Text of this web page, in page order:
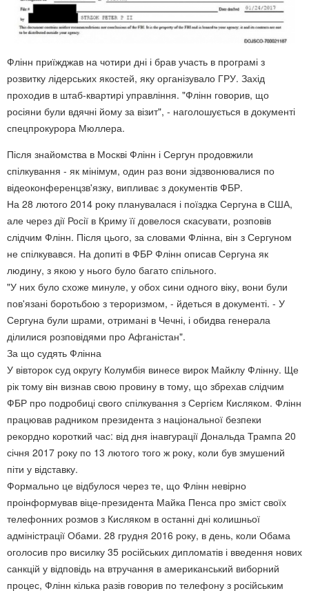
Флінн приїжджав на чотири дні і брав участь в програмі з
розвитку лідерських якостей, яку організувало ГРУ. Захід
проходив в штаб-квартирі управління. "Флінн говорив, що
росіяни були вдячні йому за візит", - наголошується в документі
спецпрокурора Мюллера.
Після знайомства в Москві Флінн і Сергун продовжили
спілкування - як мінімум, один раз вони зідзвонювалися по
відеоконференцзв'язку, випливає з документів ФБР.
На 28 лютого 2014 року планувалася і поїздка Сергуна в США,
але через дії Росії в Криму її довелося скасувати, розповів
слідчим Флінн. Після цього, за словами Флінна, він з Сергуном
не спілкувався. На допиті в ФБР Флінн описав Сергуна як
людину, з якою у нього було багато спільного.
"У них було схоже минуле, у обох сини одного віку, вони були
пов'язані боротьбою з тероризмом, - йдеться в документі. - У
Сергуна були шрами, отримані в Чечні, і обидва генерала
ділилися розповідями про Афганістан".
За що судять Флінна
У вівторок суд округу Колумбія винесе вирок Майклу Флінну. Ще
рік тому він визнав свою провину в тому, що збрехав слідчим
ФБР про подробиці свого спілкування з Сергієм Кисляком. Флінн
працював радником президента з національної безпеки
рекордно короткий час: від дня інавгурації Дональда Трампа 20
січня 2017 року по 13 лютого того ж року, коли був змушений
піти у відставку.
Формально це відбулося через те, що Флінн невірно
проінформував віце-президента Майка Пенса про зміст своїх
телефонних розмов з Кисляком в останні дні колишньої
адміністрації Обами. 28 грудня 2016 року, в день, коли Обама
оголосив про висилку 35 російських дипломатів і введення нових
санкцій у відповідь на втручання в американський виборний
процес, Флінн кілька разів говорив по телефону з російським